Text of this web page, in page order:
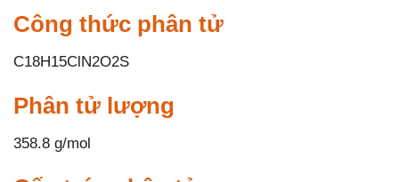
Công thức phân tử
C18H15ClN2O2S
Phân tử lượng
358.8 g/mol